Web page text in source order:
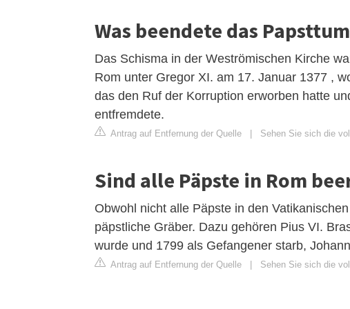
Was beendete das
Das Schisma in der Weströmischen Kirche
Rom unter Gregor XI. am 17. Januar 1377 ,
das den Ruf der Korruption erworben hatte
entfremdete.
Antrag auf Entfernung der Quelle | Sehen Sie sich die
Sind alle Päpste in Rom
Obwohl nicht alle Päpste in den
päpstliche Gräber. Dazu gehören Pius VI.
wurde und 1799 als Gefangener starb,
Antrag auf Entfernung der Quelle | Sehen Sie sich die